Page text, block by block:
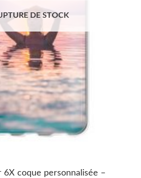
DE STOCK
coque personnalisée –